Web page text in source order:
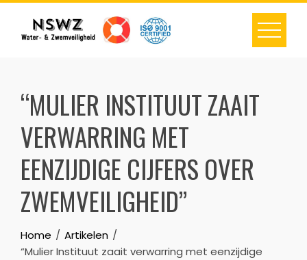
“MULIER INSTITUUT ZAAIT
VERWARRING MET
EENZIJDIGE CIJFERS OVER
ZWEMVEILIGHEID”
Home
Artikelen
“Mulier Instituut zaait verwarring met eenzijdige